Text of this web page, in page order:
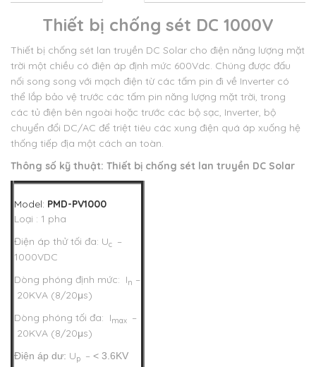
Thiết bị chống sét DC 1000V
Thiết bị chống sét lan truyền DC Solar cho điện năng lượng mặt
trời một chiều có điện áp định mức 600Vdc. Chúng được đấu
nối song song với mạch điện từ các tấm pin đi về Inverter có
thể lắp bảo vệ trước các tấm pin năng lượng mặt trời, trong
các tủ điện bên ngoài hoặc trước các bộ sạc, Inverter, bộ
chuyển đổi DC/AC để triệt tiêu các xung điện quá áp xuống hệ
thống tiếp địa một cách an toàn.
Thông số kỹ thuật: Thiết bị chống sét lan truyền DC Solar
Model: PMD-PV1000
Loại : 1 pha
Điện áp thử tối đa: Uc –
1000VDC
Dòng phóng định mức: In –
20KVA (8/20μs)
Dòng phóng tối đa: Imax –
20KVA (8/20μs)
Điện áp dư: Up – < 3.6KV